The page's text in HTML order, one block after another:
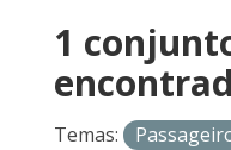
1
Temas: